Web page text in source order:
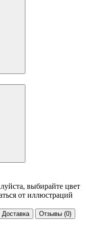
выбирайте цвет
от иллюстраций
Доставка Отзывы (0)